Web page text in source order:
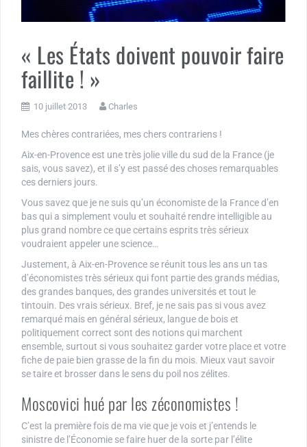
« Les États doivent pouvoir faire
faillite ! »
10 juillet 2013 Charles
Mes chères contrariées, mes chers contrariens !
Aix-en-Provence est une très jolie ville du sud de la France (je
sais, vous savez), et il s’y est passé des choses remarquables
ces derniers jours.
Vous savez que je ne suis qu’un économiste de la France d’en
bas qui a simplement voulu et souhaité rendre intelligible au
plus grand nombre ce que certains esprits très sérieux
voudraient appeler une science…
Justement, à Aix-en-Provence se réunit tous les ans un tas
d’économistes très sérieux qui font partie des grands médias,
des grandes banques, des grandes universités et tout le
tintouin. Des vrais sérieux. Bref, je ne sais pas si vous avez
remarqué mais en général sérieux, langue de bois et
politiquement correct sont des notions qui marchent
ensemble, surtout si vous souhaitez garder votre place et votre
fiche de paie bien grasse de la fin du mois. Mieux vaut savoir
se taire et brosser dans le sens du poil nos zélites.
Moscovici hué par les zéconomistes !
C’est la première fois de ma vie que je vois et j’entends le
sinistre de l’Économie se faire huer de la sorte par l’élite